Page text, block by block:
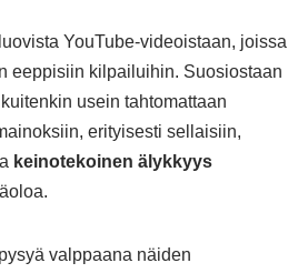
YouTube-videoistaan, joissa
eeppisiin kilpailuihin. Suosiostaan
usein tahtomattaan
erityisesti sellaisiin,
keinotekoinen älykkyys
valppaana näiden